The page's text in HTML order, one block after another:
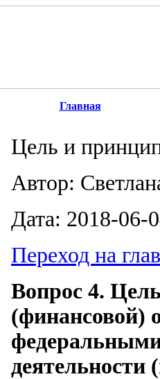
Главная
Цель и
Автор:
Дата: 2018-06-
Переход на
Вопрос 4.
(финансовой)